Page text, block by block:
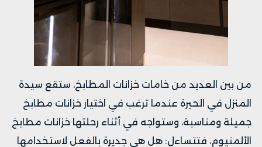
من بين العديد من خامات خزانات المطابخ، ستقع سيدة
المنزل في الحيرة عندما ترغب في اختيار خزانات مطابخ
جميلة ومناسبة، وستواجه في أثناء رحلتها خزانات مطابخ
الألمنيوم، فتتساءل: هل هي جديرة بالفعل لاستخدامها